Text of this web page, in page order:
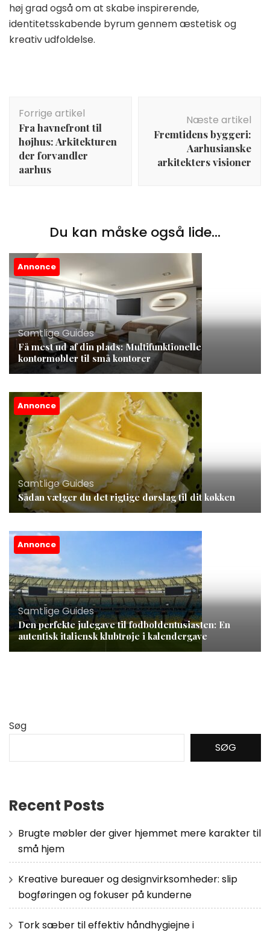
høj grad også om at skabe inspirerende,
identitetsskabende byrum gennem æstetisk og
kreativ udfoldelse.
Forrige artikel
Fra havnefront til
højhus: Arkitekturen
der forvandler
aarhus
Næste artikel
Fremtidens byggeri:
Aarhusianske
arkitekters visioner
Du kan måske også lide...
Annonce
Samtlige Guides
Få mest ud af din plads: Multifunktionelle
kontormøbler til små kontorer
Annonce
Samtlige Guides
Sådan vælger du det rigtige dørslag til dit køkken
Annonce
Samtlige Guides
Den perfekte julegave til fodboldentusiasten: En
autentisk italiensk klubtrøje i kalendergave
Søg
SØG
Recent Posts
Brugte møbler der giver hjemmet mere karakter til
små hjem
Kreative bureauer og designvirksomheder: slip
bogføringen og fokuser på kunderne
Tork sæber til effektiv håndhygiejne i